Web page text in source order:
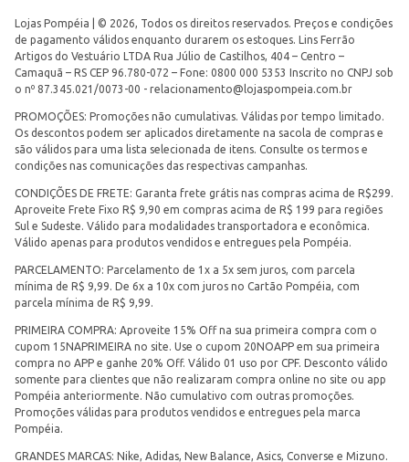
Lojas Pompéia | © 2026, Todos os direitos reservados. Preços e condições
de pagamento válidos enquanto durarem os estoques. Lins Ferrão
Artigos do Vestuário LTDA Rua Júlio de Castilhos, 404 – Centro –
Camaquã – RS CEP 96.780-072 – Fone: 0800 000 5353 Inscrito no CNPJ sob
o nº 87.345.021/0073-00 - relacionamento@lojaspompeia.com.br
PROMOÇÕES: Promoções não cumulativas. Válidas por tempo limitado.
Os descontos podem ser aplicados diretamente na sacola de compras e
são válidos para uma lista selecionada de itens. Consulte os termos e
condições nas comunicações das respectivas campanhas.
CONDIÇÕES DE FRETE: Garanta frete grátis nas compras acima de R$299.
Aproveite Frete Fixo R$ 9,90 em compras acima de R$ 199 para regiões
Sul e Sudeste. Válido para modalidades transportadora e econômica.
Válido apenas para produtos vendidos e entregues pela Pompéia.
PARCELAMENTO: Parcelamento de 1x a 5x sem juros, com parcela
mínima de R$ 9,99. De 6x a 10x com juros no Cartão Pompéia, com
parcela mínima de R$ 9,99.
PRIMEIRA COMPRA: Aproveite 15% Off na sua primeira compra com o
cupom 15NAPRIMEIRA no site. Use o cupom 20NOAPP em sua primeira
compra no APP e ganhe 20% Off. Válido 01 uso por CPF. Desconto válido
somente para clientes que não realizaram compra online no site ou app
Pompéia anteriormente. Não cumulativo com outras promoções.
Promoções válidas para produtos vendidos e entregues pela marca
Pompéia.
GRANDES MARCAS: Nike, Adidas, New Balance, Asics, Converse e Mizuno.